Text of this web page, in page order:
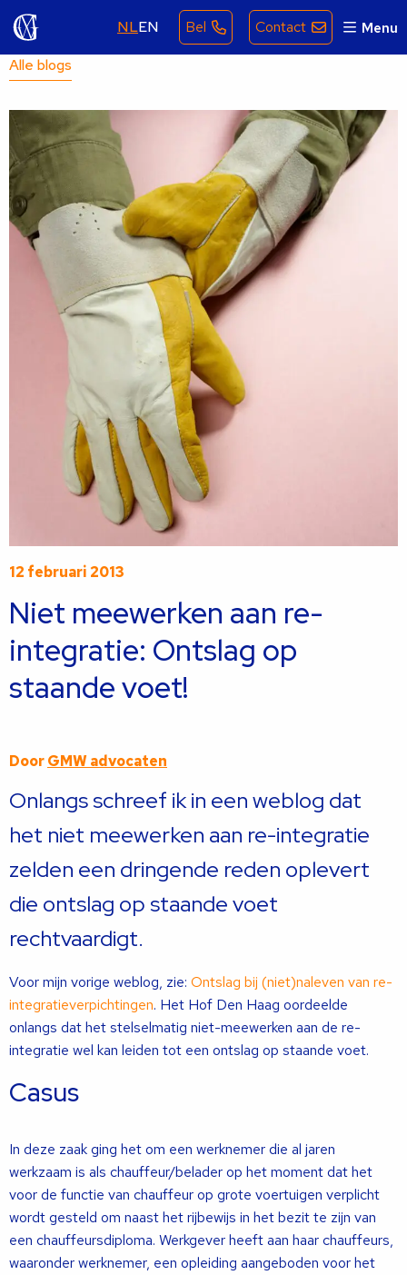
NLEN Bel Contact Menu
Alle blogs
12 februari 2013
Niet meewerken aan re-
integratie: Ontslag op
staande voet!
DoorGMW advocaten
Onlangs schreef ik in een weblog dat
het niet meewerken aan re-integratie
zelden een dringende reden oplevert
die ontslag op staande voet
rechtvaardigt.
Voor mijn vorige weblog, zie: Ontslag bij (niet)naleven van re-
integratieverpichtingen. Het Hof Den Haag oordeelde
onlangs dat het stelselmatig niet-meewerken aan de re-
integratie wel kan leiden tot een ontslag op staande voet.
Casus
In deze zaak ging het om een werknemer die al jaren
werkzaam is als chauffeur/belader op het moment dat het
voor de functie van chauffeur op grote voertuigen verplicht
wordt gesteld om naast het rijbewijs in het bezit te zijn van
een chauffeursdiploma. Werkgever heeft aan haar chauffeurs,
waaronder werknemer, een opleiding aangeboden voor het